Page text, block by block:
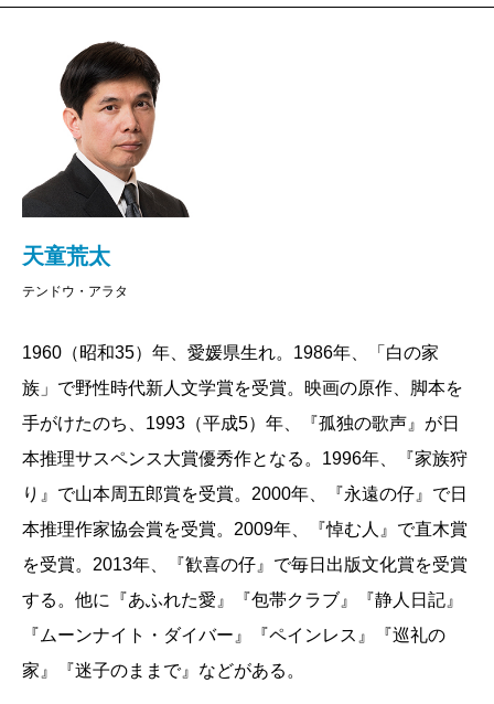
れば知らない人にでも「どーした」と尋ねるクセのあ
る少年。隣近所で困っている人がいるとき、この「ど
ーした」が活きてくるというストーリーで、一言でい
うなら「共感」の大切さをテーマにした絵本というこ
とになる。ロバート・ケネディがキング牧師暗殺の報
に接した折の演説で「コンパッション」（＝共感）と
叫び、その直後に狙撃されたのが今からちょうど五十
年前のことだ。
思えばこの言葉、今の日本では使用頻度がひどく減
ある。ひょっとするとこの両者は反比例の関係にある
のかも知れない。
天童作品でも、肉体的痛み、精神的苦痛については
『永遠の仔』『家族狩り』等で入念に描かれてきた。
虐待する側される側の双方から長編小説をものしてき
た著者だけに、『ペインレス』における「心の痛みを
持たぬ主人公」という設定は意外だった。同時にトラ
ウマが全く扱われていないことも注目される。この作
品は、虐待ゆえのトラウマから問題行動に走るといっ
た因果律の支配する世界ではない。謎解きミステリー
●「痛み」というテーマにトライしたきっかけは何です
か。
天童
最初は、肉体的に痛みを感じない人に対しての
興味が強くあって、それもやはりこの世界に対する異
議申し立てになる存在だと思ったんですね。現代人は
痛みに対してすごく敏感だけど、それを感じない人が
た。『家族狩り』を書き終えて、痛みとはそもそも何
だろうと思いを巡らせているとき、ふと気づいたんで
す。我々が本当に痛みに対して敏感な部分、それは実
は心なのではないかと。精神的な痛みや怯えが引き起
こしている社会的な問題のほうが、より大きいのでは
ないか。そう考えてくると、体に痛みを感じない人間
ではなくて、心に痛みを感じない人間を主人公にした
ほうが、より力のあるものになるんじゃないかと考え
始めたわけです。
天童荒太
テンドウ・アラタ
1960（昭和35）年、愛媛県生れ。1986年、「白の家
族」で野性時代新人文学賞を受賞。映画の原作、脚本を
手がけたのち、1993（平成5）年、『孤独の歌声』が日
本推理サスペンス大賞優秀作となる。1996年、『家族狩
り』で山本周五郎賞を受賞。2000年、『永遠の仔』で日
本推理作家協会賞を受賞。2009年、『悼む人』で直木賞
を受賞。2013年、『歓喜の仔』で毎日出版文化賞を受賞
する。他に『あふれた愛』『包帯クラブ』『静人日記』
『ムーンナイト・ダイバー』『ペインレス』『巡礼の
家』『迷子のままで』などがある。